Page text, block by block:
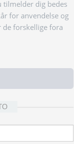
tilmelder dig bedes
for anvendelse og
forskellige fora